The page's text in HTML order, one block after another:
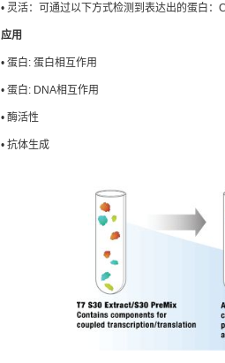
• 灵活：可通过以下方式检测到表达出的蛋白
应用
• 蛋白: 蛋白相互作用
• 蛋白: DNA相互作用
• 酶活性
• 抗体生成